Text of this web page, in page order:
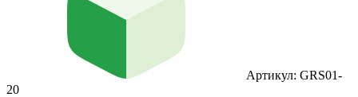
Артикул: GRS01-
20